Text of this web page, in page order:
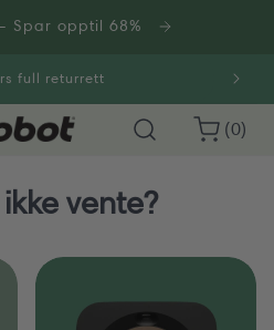
Spar opptil 68%
full returrett
Handlekurv
(0)
0
varer
vente?